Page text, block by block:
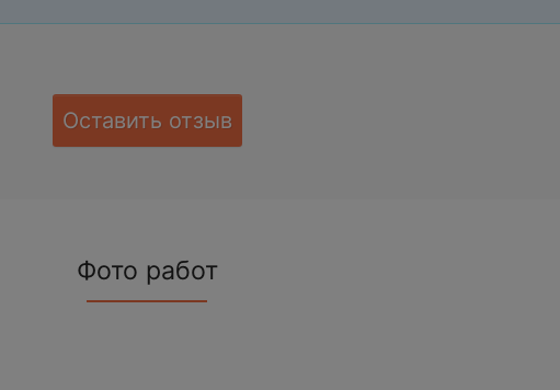
Оставить отзыв
Фото работ